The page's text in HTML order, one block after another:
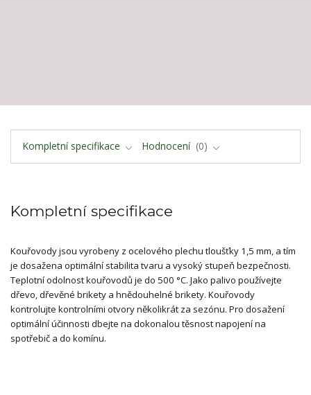
Kompletní specifikace Hodnocení 0
Kompletní specifikace
Kouřovody jsou vyrobeny z ocelového plechu tloušťky 1,5 mm, a tím
je dosažena optimální stabilita tvaru a vysoký stupeň bezpečnosti.
Teplotní odolnost kouřovodů je do 500 °C. Jako palivo používejte
dřevo, dřevěné brikety a hnědouhelné brikety. Kouřovody
kontrolujte kontrolními otvory několikrát za sezónu. Pro dosažení
optimální účinnosti dbejte na dokonalou těsnost napojení na
spotřebič a do komínu.